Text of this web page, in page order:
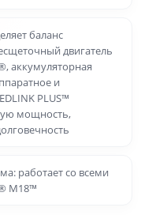
баланс
двигатель
аккумуляторная
и
PLUS™
мощность,
работает со всеми
M18™